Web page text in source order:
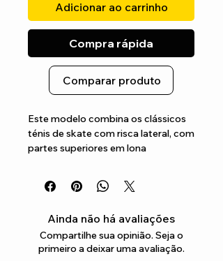
Adicionar ao carrinho
Compra rápida
Comparar produto
Este modelo combina os clássicos
ténis de skate com risca lateral, com
partes superiores em lona
para resistir a utilizações
constantes, rebordos acolchoados
plataforma com as famosas solas
em borracha waffle
Ainda não há avaliações
Compartilhe sua opinião. Seja o
primeiro a deixar uma avaliação.